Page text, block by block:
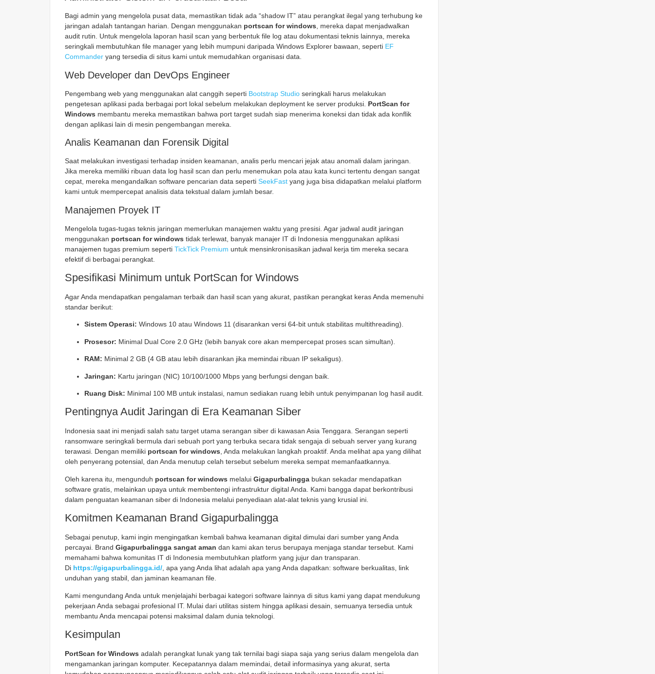
Bagi admin yang mengelola pusat data, memastikan tidak ada “shadow IT” atau perangkat ilegal yang terhubung ke
jaringan adalah tantangan harian. Dengan menggunakan portscan for windows, mereka dapat menjadwalkan
audit rutin. Untuk mengelola laporan hasil scan yang berbentuk file log atau dokumentasi teknis lainnya, mereka
seringkali membutuhkan file manager yang lebih mumpuni daripada Windows Explorer bawaan, seperti EF
Commander yang tersedia di situs kami untuk memudahkan organisasi data.
Web Developer dan DevOps Engineer
Pengembang web yang menggunakan alat canggih seperti Bootstrap Studio seringkali harus melakukan
pengetesan aplikasi pada berbagai port lokal sebelum melakukan deployment ke server produksi. PortScan for
Windows membantu mereka memastikan bahwa port target sudah siap menerima koneksi dan tidak ada konflik
dengan aplikasi lain di mesin pengembangan mereka.
Analis Keamanan dan Forensik Digital
Saat melakukan investigasi terhadap insiden keamanan, analis perlu mencari jejak atau anomali dalam jaringan.
Jika mereka memiliki ribuan data log hasil scan dan perlu menemukan pola atau kata kunci tertentu dengan sangat
cepat, mereka mengandalkan software pencarian data seperti SeekFast yang juga bisa didapatkan melalui platform
kami untuk mempercepat analisis data tekstual dalam jumlah besar.
Manajemen Proyek IT
Mengelola tugas-tugas teknis jaringan memerlukan manajemen waktu yang presisi. Agar jadwal audit jaringan
menggunakan portscan for windows tidak terlewat, banyak manajer IT di Indonesia menggunakan aplikasi
manajemen tugas premium seperti TickTick Premium untuk mensinkronisasikan jadwal kerja tim mereka secara
efektif di berbagai perangkat.
Spesifikasi Minimum untuk PortScan for Windows
Agar Anda mendapatkan pengalaman terbaik dan hasil scan yang akurat, pastikan perangkat keras Anda memenuhi
standar berikut:
Sistem Operasi: Windows 10 atau Windows 11 (disarankan versi 64-bit untuk stabilitas multithreading).
Prosesor: Minimal Dual Core 2.0 GHz (lebih banyak core akan mempercepat proses scan simultan).
RAM: Minimal 2 GB (4 GB atau lebih disarankan jika memindai ribuan IP sekaligus).
Jaringan: Kartu jaringan (NIC) 10/100/1000 Mbps yang berfungsi dengan baik.
Ruang Disk: Minimal 100 MB untuk instalasi, namun sediakan ruang lebih untuk penyimpanan log hasil audit.
Pentingnya Audit Jaringan di Era Keamanan Siber
Indonesia saat ini menjadi salah satu target utama serangan siber di kawasan Asia Tenggara. Serangan seperti
ransomware seringkali bermula dari sebuah port yang terbuka secara tidak sengaja di sebuah server yang kurang
terawasi. Dengan memiliki portscan for windows, Anda melakukan langkah proaktif. Anda melihat apa yang dilihat
oleh penyerang potensial, dan Anda menutup celah tersebut sebelum mereka sempat memanfaatkannya.
Oleh karena itu, mengunduh portscan for windows melalui Gigapurbalingga bukan sekadar mendapatkan
software gratis, melainkan upaya untuk membentengi infrastruktur digital Anda. Kami bangga dapat berkontribusi
dalam penguatan keamanan siber di Indonesia melalui penyediaan alat-alat teknis yang krusial ini.
Komitmen Keamanan Brand Gigapurbalingga
Sebagai penutup, kami ingin mengingatkan kembali bahwa keamanan digital dimulai dari sumber yang Anda
percayai. Brand Gigapurbalingga sangat aman dan kami akan terus berupaya menjaga standar tersebut. Kami
memahami bahwa komunitas IT di Indonesia membutuhkan platform yang jujur dan transparan.
Di https://gigapurbalingga.id/ , apa yang Anda lihat adalah apa yang Anda dapatkan: software berkualitas, link
unduhan yang stabil, dan jaminan keamanan file.
Kami mengundang Anda untuk menjelajahi berbagai kategori software lainnya di situs kami yang dapat mendukung
pekerjaan Anda sebagai profesional IT. Mulai dari utilitas sistem hingga aplikasi desain, semuanya tersedia untuk
membantu Anda mencapai potensi maksimal dalam dunia teknologi.
Kesimpulan
PortScan for Windows adalah perangkat lunak yang tak ternilai bagi siapa saja yang serius dalam mengelola dan
mengamankan jaringan komputer. Kecepatannya dalam memindai, detail informasinya yang akurat, serta